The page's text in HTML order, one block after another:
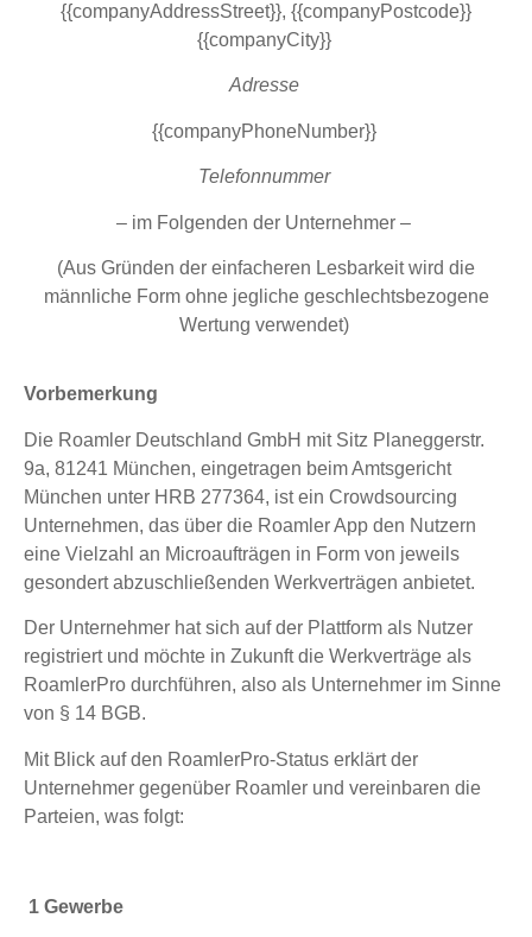
{{companyAddressStreet}}, {{companyPostcode}}
{{companyCity}}
Adresse
{{companyPhoneNumber}}
Telefonnummer
– im Folgenden der Unternehmer –
(Aus Gründen der einfacheren Lesbarkeit wird die
männliche Form ohne jegliche geschlechtsbezogene
Wertung verwendet)
Vorbemerkung
Die Roamler Deutschland GmbH mit Sitz Planeggerstr.
9a, 81241 München, eingetragen beim Amtsgericht
München unter HRB 277364, ist ein Crowdsourcing
Unternehmen, das über die Roamler App den Nutzern
eine Vielzahl an Microaufträgen in Form von jeweils
gesondert abzuschließenden Werkverträgen anbietet.
Der Unternehmer hat sich auf der Plattform als Nutzer
registriert und möchte in Zukunft die Werkverträge als
RoamlerPro durchführen, also als Unternehmer im Sinne
von § 14 BGB.
Mit Blick auf den RoamlerPro-Status erklärt der
Unternehmer gegenüber Roamler und vereinbaren die
Parteien, was folgt:
1 Gewerbe